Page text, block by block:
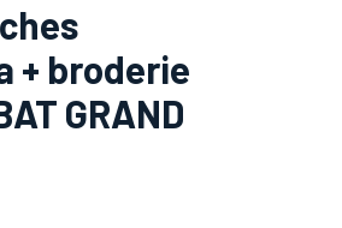
+ broderie
GRAND